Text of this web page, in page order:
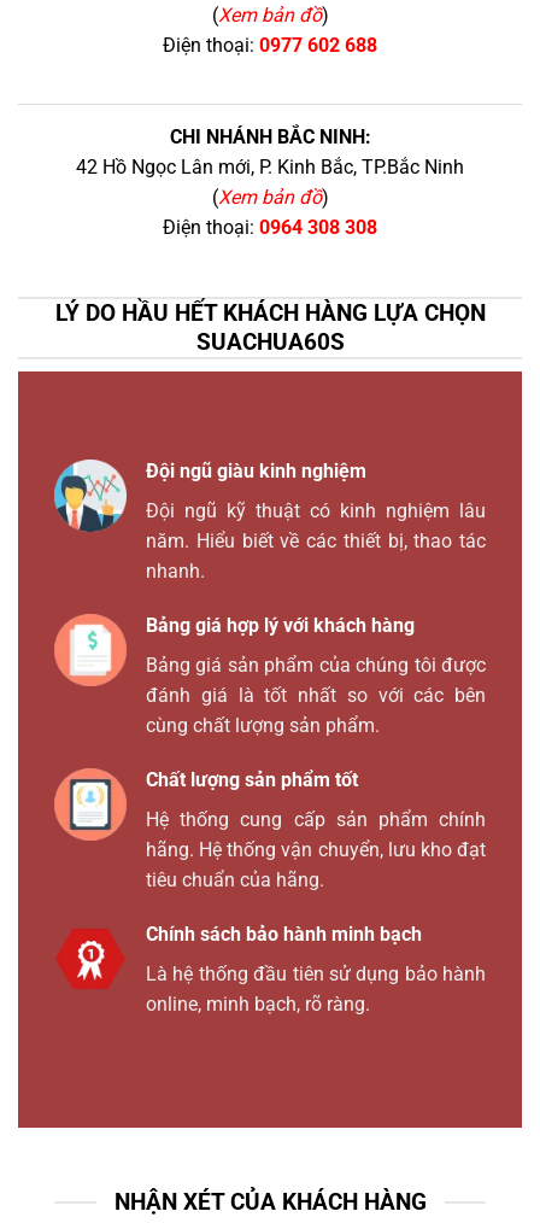
(Xem bản đồ)
Điện thoại: 0977 602 688
CHI NHÁNH BẮC NINH:
42 Hồ Ngọc Lân mới, P. Kinh Bắc, TP.Bắc Ninh
(Xem bản đồ)
Điện thoại: 0964 308 308
LÝ DO HẦU HẾT KHÁCH HÀNG LỰA CHỌN
SUACHUA60S
Đội ngũ giàu kinh nghiệm
Đội ngũ kỹ thuật có kinh nghiệm lâu
năm. Hiểu biết về các thiết bị, thao tác
nhanh.
Bảng giá hợp lý với khách hàng
Bảng giá sản phẩm của chúng tôi được
đánh giá là tốt nhất so với các bên
cùng chất lượng sản phẩm.
Chất lượng sản phẩm tốt
Hệ thống cung cấp sản phẩm chính
hãng. Hệ thống vận chuyển, lưu kho đạt
tiêu chuẩn của hãng.
Chính sách bảo hành minh bạch
Là hệ thống đầu tiên sử dụng bảo hành
online, minh bạch, rõ ràng.
NHẬN XÉT CỦA KHÁCH HÀNG